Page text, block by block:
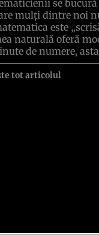
se
mulți dintre noi
este
naturală oferă
de numere,
tot articolul